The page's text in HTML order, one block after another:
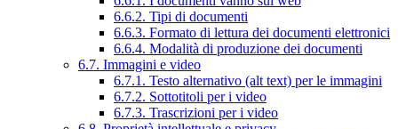
6.6.2. Tipi di documenti
6.6.3. Formato di lettura dei documenti elettronici
6.6.4. Modalità di produzione dei documenti
6.7. Immagini e video
6.7.1. Testo alternativo (alt text) per le immagini
6.7.2. Sottotitoli per i video
6.7.3. Trascrizioni per i video